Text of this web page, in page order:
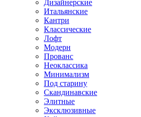
Дизайнерские
Итальянские
Кантри
Классические
Лофт
Модерн
Прованс
Неоклассика
Минимализм
Под старину
Скандинавские
Элитные
Эксклюзивные